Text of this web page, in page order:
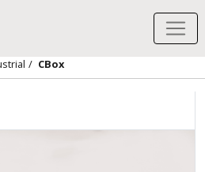
/ CBox